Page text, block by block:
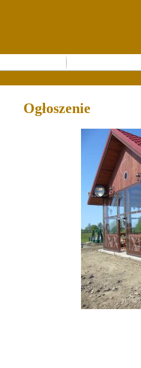
Ogłoszenie